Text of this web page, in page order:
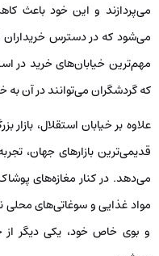
می‌پردازند و این خود باعث
می‌شود که در دسترس خریداران
مهم‌ترین خیابان‌های خرید در
که گردشگران می‌توانند در آن به
علاوه بر خیابان استقلال،
قدیمی‌ترین بازارهای جهان،
می‌دهد. در کنار مغازه‌های پوشاک
مواد غذایی و سوغاتی‌های محلی
و بوی خاص خود، یکی دیگر از